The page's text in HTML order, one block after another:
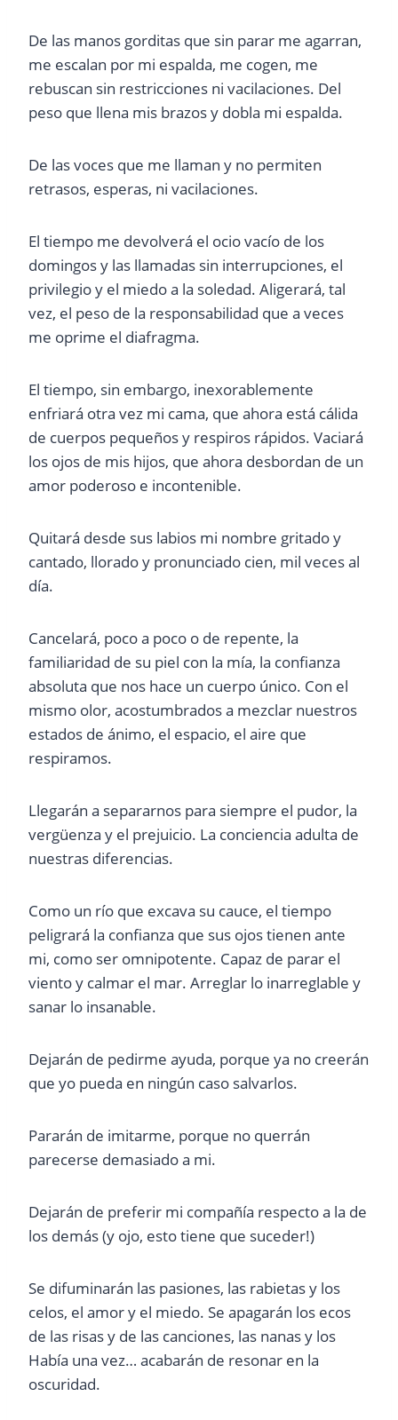
De las manos gorditas que sin parar me agarran,
me escalan por mi espalda, me cogen, me
rebuscan sin restricciones ni vacilaciones. Del
peso que llena mis brazos y dobla mi espalda.
De las voces que me llaman y no permiten
retrasos, esperas, ni vacilaciones.
El tiempo me devolverá el ocio vacío de los
domingos y las llamadas sin interrupciones, el
privilegio y el miedo a la soledad. Aligerará, tal
vez, el peso de la responsabilidad que a veces
me oprime el diafragma.
El tiempo, sin embargo, inexorablemente
enfriará otra vez mi cama, que ahora está cálida
de cuerpos pequeños y respiros rápidos. Vaciará
los ojos de mis hijos, que ahora desbordan de un
amor poderoso e incontenible.
Quitará desde sus labios mi nombre gritado y
cantado, llorado y pronunciado cien, mil veces al
día.
Cancelará, poco a poco o de repente, la
familiaridad de su piel con la mía, la confianza
absoluta que nos hace un cuerpo único. Con el
mismo olor, acostumbrados a mezclar nuestros
estados de ánimo, el espacio, el aire que
respiramos.
Llegarán a separarnos para siempre el pudor, la
vergüenza y el prejuicio. La conciencia adulta de
nuestras diferencias.
Como un río que excava su cauce, el tiempo
peligrará la confianza que sus ojos tienen ante
mi, como ser omnipotente. Capaz de parar el
viento y calmar el mar. Arreglar lo inarreglable y
sanar lo insanable.
Dejarán de pedirme ayuda, porque ya no creerán
que yo pueda en ningún caso salvarlos.
Pararán de imitarme, porque no querrán
parecerse demasiado a mi.
Dejarán de preferir mi compañía respecto a la de
los demás (y ojo, esto tiene que suceder!)
Se difuminarán las pasiones, las rabietas y los
celos, el amor y el miedo. Se apagarán los ecos
de las risas y de las canciones, las nanas y los
Había una vez… acabarán de resonar en la
oscuridad.